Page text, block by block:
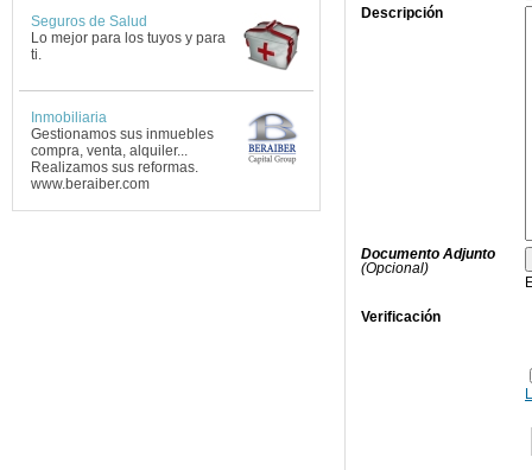
Seguros de Salud
Lo mejor para los tuyos y para
ti.
Inmobiliaria
Gestionamos sus inmuebles
compra, venta, alquiler...
Realizamos sus reformas.
www.beraiber.com